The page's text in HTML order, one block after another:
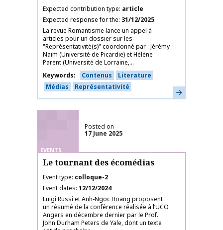
Expected contribution type article
Expected response for the 31/12/2025
La revue Romantisme lance un appel à
articles pour un dossier sur les
"Représentativité(s)" coordonné par : Jérémy
Naïm (Université de Picardie) et Hélène
Parent (Université de Lorraine,...
Keywords
Contenus
Literature
Médias
Représentativité Learn more
EVENTS
Posted on
17 June 2025
Le tournant des écomédias
Event type colloque-2
Event dates 12/12/2024
Luigi Russi et Anh-Ngoc Hoang proposent
un résumé de la conférence réalisée à l’UCO
Angers en décembre dernier par le Prof.
John Durham Peters de Yale, dont un texte